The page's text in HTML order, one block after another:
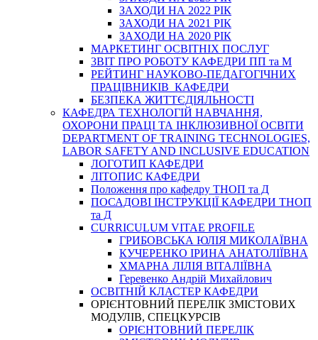
ЗАХОДИ НА 2022 РІК
ЗАХОДИ НА 2021 РІК
ЗАХОДИ НА 2020 РІК
МАРКЕТИНГ ОСВІТНІХ ПОСЛУГ
3BIT ПРО РОБОТУ КАФЕДРИ ПП та М
РЕЙТИНГ НАУКОВО-ПЕДАГОГІЧНИХ
ПРАЦІВНИКІВ КАФЕДРИ
БЕЗПЕКА ЖИТТЄДІЯЛЬНОСТІ
КАФЕДРА ТЕХНОЛОГІЙ НАВЧАННЯ,
ОХОРОНИ ПРАЦІ ТА ІНКЛЮЗИВНОЇ ОСВІТИ
DEPARTMENT OF TRAINING TECHNOLOGIES,
LABOR SAFETY AND INCLUSIVE EDUCATION
ЛОГОТИП КАФЕДРИ
ЛІТОПИС КАФЕДРИ
Положення про кафедру ТНОП та Д
ПОСАДОВІ ІНСТРУКЦІЇ КАФЕДРИ ТНОП
та Д
CURRICULUM VITAE PROFILE
ГРИБОВСЬКА ЮЛІЯ МИКОЛАЇВНА
КУЧЕРЕНКО ІРИНА АНАТОЛІЇВНА
ХМАРНА ЛІЛІЯ ВІТАЛІЇВНА
Геревенко Андрій Михайлович
ОСВІТНІЙ КЛАСТЕР КАФЕДРИ
ОРІЄНТОВНИЙ ПЕРЕЛІК ЗМІСТОВИХ
МОДУЛІВ, СПЕЦКУРСІВ
ОРІЄНТОВНИЙ ПЕРЕЛІК